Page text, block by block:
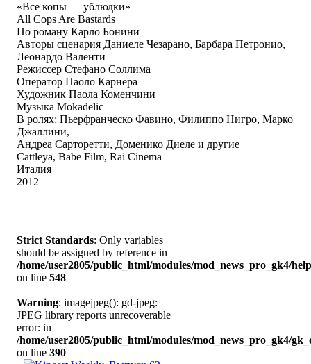
«Все копы — ублюдки»
All Cops Are Bastards
По роману Карло Бонини
Авторы сценария Даниеле Чезарано, Барбара Петронио,
Леонардо Валенти
Режиссер Стефано Соллима
Оператор Паоло Карнера
Художник Паола Коменчини
Музыка Mokadelic
В ролях: Пьерфранческо Фавино, Филиппо Нигро, Марко
Джаллини,
Андреа Сарторетти, Доменико Диеле и другие
Cattleya, Babe Film, Rai Cinema
Италия
2012
Strict Standards: Only variables
should be assigned by reference in
/home/user2805/public_html/modules/mod_news_pro_gk4/
on line 548
Warning: imagejpeg(): gd-jpeg:
JPEG library reports unrecoverable
error: in
/home/user2805/public_html/modules/mod_news_pro_gk4/
on line 390